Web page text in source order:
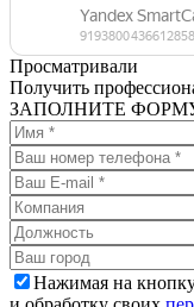
Просматривали
Получить
ЗАПОЛНИТЕ
Нажимая на